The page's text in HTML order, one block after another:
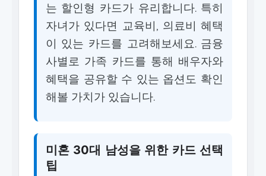
는 할인형 카드가 유리합니다. 특히
자녀가 있다면 교육비, 의료비 혜택
이 있는 카드를 고려해보세요. 금융
사별로 가족 카드를 통해 배우자와
혜택을 공유할 수 있는 옵션도 확인
해볼 가치가 있습니다.
미혼 30대 남성을 위한 카드 선택
팁